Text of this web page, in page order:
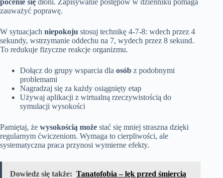
pocenie się dłoni. Zapisywanie postępów w dzienniku pomaga
zauważyć poprawę.
W sytuacjach niepokoju stosuj technikę 4-7-8: wdech przez 4
sekundy, wstrzymanie oddechu na 7, wydech przez 8 sekund.
To redukuje fizyczne reakcje organizmu.
Dołącz do grupy wsparcia dla osób z podobnymi
problemami
Nagradzaj się za każdy osiągnięty etap
Używaj aplikacji z wirtualną rzeczywistością do
symulacji wysokości
Pamiętaj, że wysokością może stać się mniej straszna dzięki
regularnym ćwiczeniom. Wymaga to cierpliwości, ale
systematyczna praca przynosi wymierne efekty.
Dowiedz się także: Tanatofobia – lęk przed śmiercią